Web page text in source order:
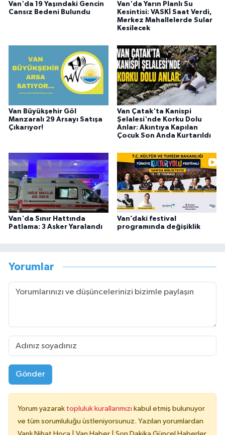
Van'da 19 Yaşındaki Gencin
Cansız Bedeni Bulundu
Van'da Yarın Planlı Su
Kesintisi: VASKİ Saat Verdi,
Merkez Mahallelerde Sular
Kesilecek
Van Büyükşehir Göl
Manzaralı 29 Arsayı Satışa
Çıkarıyor!
Van Çatak'ta Kanispi
Şelalesi'nde Korku Dolu
Anlar: Akıntıya Kapılan
Çocuk Son Anda Kurtarıldı
Van'da Sınır Hattında
Patlama: 3 Asker Yaralandı
Van’daki festival
programında değişiklik
Yorumlar
Gönder
Yorum yazarak topluluk kurallarımızı kabul etmiş bulunuyor
ve tüm sorumluluğu üstleniyorsunuz. Yazılan yorumlardan